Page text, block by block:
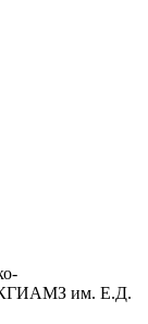
им. Е.Д.